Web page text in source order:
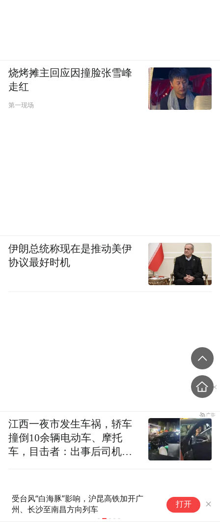
广 8月9日上海全域长途客运班次全部停运打开
烧烤摊主回应因撞脸张雪峰
走红
第一现场
伊朗总统称现在是推动美伊
协议最好时机
江西一夜市发生车祸，轿车
撞倒10余辆电动车、摩托
车，目击者：出事后司机一